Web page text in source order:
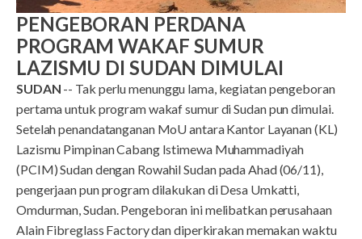
PENGEBORAN PERDANA
PROGRAM WAKAF SUMUR
LAZISMU DI SUDAN DIMULAI
SUDAN -- Tak perlu menunggu lama, kegiatan pengeboran
pertama untuk program wakaf sumur di Sudan pun dimulai.
Setelah penandatanganan MoU antara Kantor Layanan (KL)
Lazismu Pimpinan Cabang Istimewa Muhammadiyah
(PCIM) Sudan dengan Rowahil Sudan pada Ahad (06/11),
pengerjaan pun program dilakukan di Desa Umkatti,
Omdurman, Sudan. Pengeboran ini melibatkan perusahaan
Alain Fibreglass Factory dan diperkirakan memakan waktu